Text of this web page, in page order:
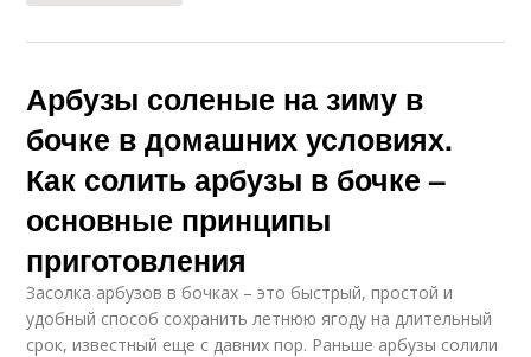
Арбузы соленые на зиму в
бочке в домашних условиях.
Как солить арбузы в бочке –
основные принципы
приготовления
Засолка арбузов в бочках – это быстрый, простой и
удобный способ сохранить летнюю ягоду на длительный
срок, известный еще с давних пор. Раньше арбузы солили